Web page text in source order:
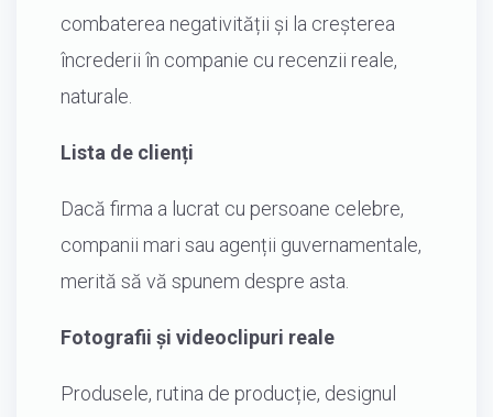
combaterea negativității și la creșterea
încrederii în companie cu recenzii reale,
naturale.
Lista de clienți
Dacă firma a lucrat cu persoane celebre,
companii mari sau agenții guvernamentale,
merită să vă spunem despre asta.
Fotografii și videoclipuri reale
Produsele, rutina de producție, designul